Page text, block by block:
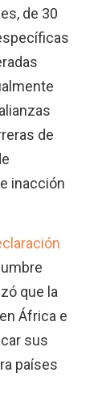
de 30
de
inacción
que la
África e
sus
países